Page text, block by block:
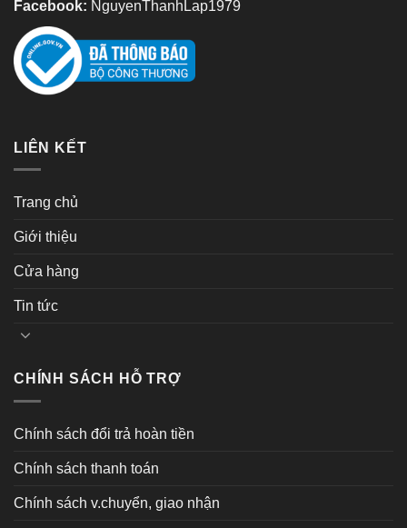
Facebook: NguyenThanhLap1979
LIÊN KẾT
Trang chủ
Giới thiệu
Cửa hàng
Tin tức
CHÍNH SÁCH HỖ TRỢ
Chính sách đổi trả hoàn tiền
Chính sách thanh toán
Chính sách v.chuyển, giao nhận